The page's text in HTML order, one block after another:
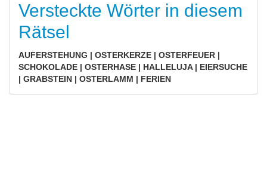
Versteckte Wörter in diesem
Rätsel
AUFERSTEHUNG | OSTERKERZE | OSTERFEUER |
SCHOKOLADE | OSTERHASE | HALLELUJA | EIERSUCHE
| GRABSTEIN | OSTERLAMM | FERIEN